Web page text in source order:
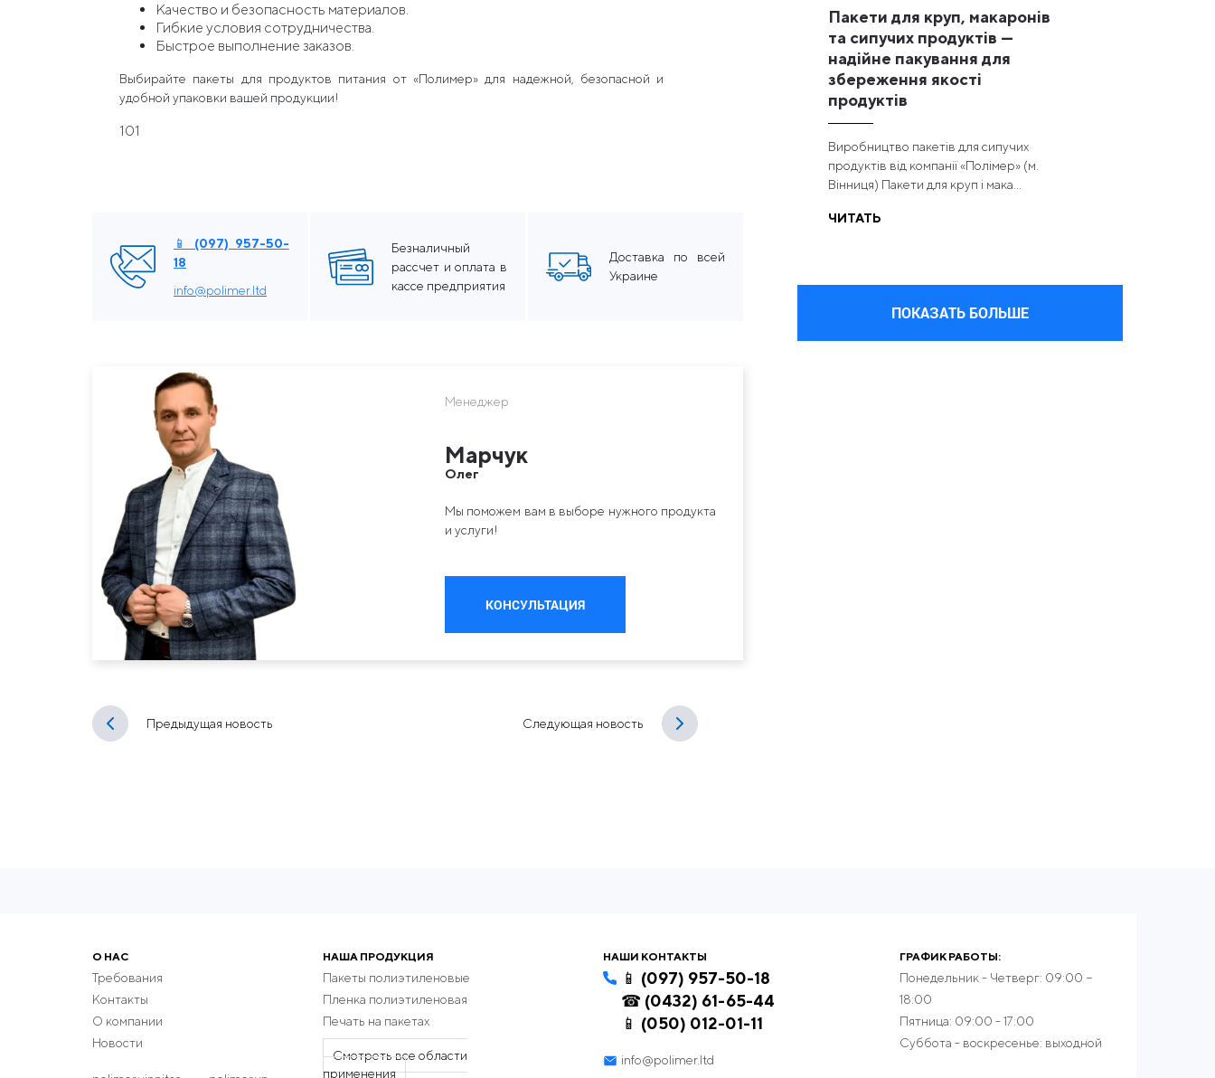
Качество и безопасность материалов.
Гибкие условия сотрудничества.
Быстрое выполнение заказов.
Выбирайте пакеты для продуктов питания от «Полимер» для надежной, безопасной и
удобной упаковки вашей продукции!
101
📱 (097) 957-50-
18
info@polimer.ltd
Безналичный
рассчет и оплата в
кассе предприятия
Доставка по всей
Украине
Менеджер
Марчук
Олег
Мы поможем вам в выборе нужного продукта
и услуги!
КОНСУЛЬТАЦИЯ
Предыдущая новость Следующая новость
Пакети для круп, макаронів
та сипучих продуктів —
надійне пакування для
збереження якості
продуктів
Виробництво пакетів для сипучих
продуктів від компанії «Полімер» (м.
Вінниця) Пакети для круп і мака...
ЧИТАТЬ
ПОКАЗАТЬ БОЛЬШЕ
О НАС
Требования
Контакты
О компании
Новости
НАША ПРОДУКЦИЯ
Пакеты полиэтиленовые
Пленка полиэтиленовая
Печать на пакетах
Смотреть все области
применения
НАШИ КОНТАКТЫ
📱 (097) 957-50-18
☎ (0432) 61-65-44
📱 (050) 012-01-11
info@polimer.ltd
ГРАФИК РАБОТЫ:
Понедельник - Четверг: 09:00 −
18:00
Пятница: 09:00 - 17:00
Суббота - воскресенье: выходной